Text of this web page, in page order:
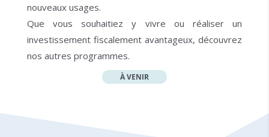
nouveaux usages.
Que vous souhaitiez y vivre ou réaliser un
investissement fiscalement avantageux, découvrez
nos autres programmes.
À VENIR